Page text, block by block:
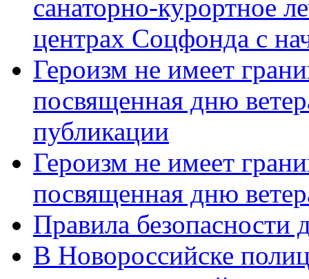
санаторно-курортное
центрах Соцфонда с
Героизм не имеет
посвященная дню
публикации
Героизм не имеет
посвященная дню
Правила безопасности
В Новороссийске